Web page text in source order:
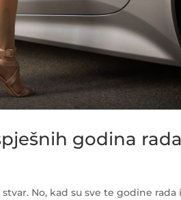
godina rada
No, kad su sve te godine rada